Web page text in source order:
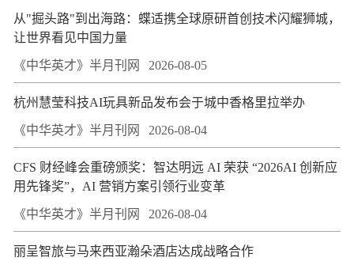
从"掘头路"到出海路：蝶适携全球原研首创技术闪耀狮城，
让世界看见中国力量
《中华英才》半月刊网 2026-08-05
杭州慧莹科技AI玩具新品发布会于城中香格里拉举办
《中华英才》半月刊网 2026-08-04
CFS 财经峰会重磅颁奖：智达明远 AI 荣获 “2026AI 创新应
用先锋奖”，AI 营销方案引领行业变革
《中华英才》半月刊网 2026-08-04
丽呈智旅与马来西亚瀚朵酒店达成战略合作